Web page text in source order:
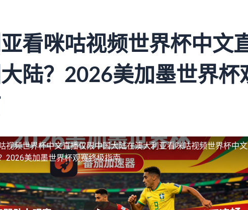
看咪咕视频世界杯中文
陆？2026美加墨世界杯
视频世界杯中文直播仅限中国大陆在澳大利亚看咪咕视频世界杯中
2026美加墨世界杯观赛终极指南